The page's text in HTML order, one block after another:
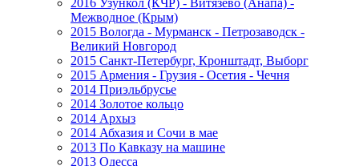
2016 Узункол (КЧР) - Витязево (Анапа) -
Межводное (Крым)
2015 Вологда - Мурманск - Петрозаводск -
Великий Новгород
2015 Санкт-Петербург, Кронштадт, Выборг
2015 Армения - Грузия - Осетия - Чечня
2014 Приэльбрусье
2014 Золотое кольцо
2014 Архыз
2014 Абхазия и Сочи в мае
2013 По Кавказу на машине
2013 Одесса